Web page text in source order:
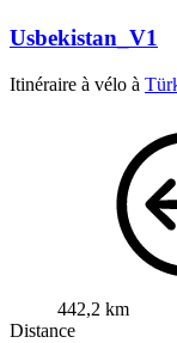
Usbekistan_V1
Itinéraire à vélo à
442,2 km
Distance